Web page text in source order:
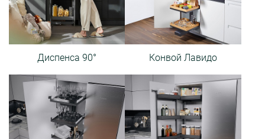
Диспенса 90° Конвой Лавидо